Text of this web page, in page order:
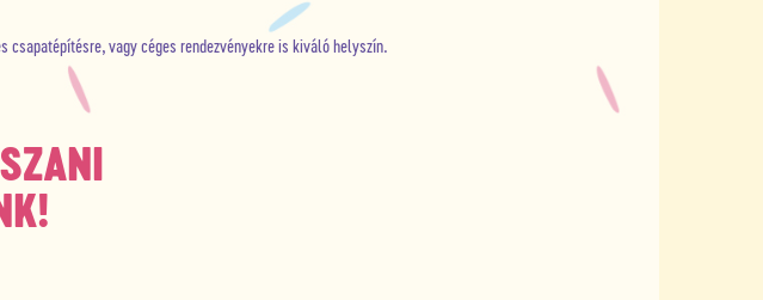
csapatépítésre, vagy céges rendezvényekre is kiváló helyszín.